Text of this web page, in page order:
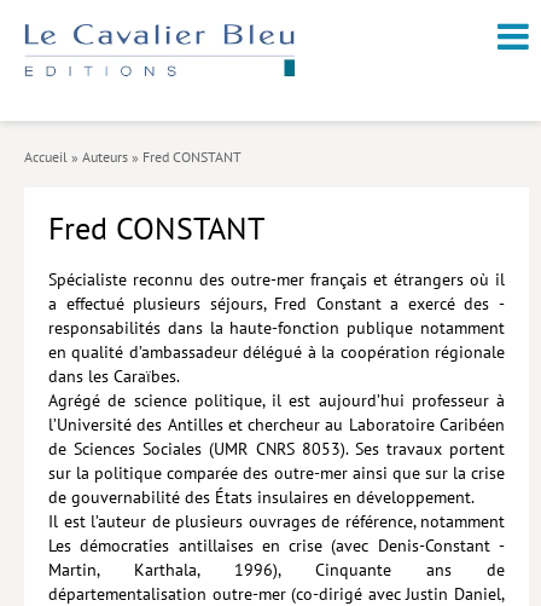
Arts et culture
Économie et société
Géopolitique
Histoire
Nature et environnement
Religions
Santé et médecine
Sciences
Livres poche
Accueil » Auteurs » Fred CONSTANT
Fred CONSTANT
Spécialiste reconnu des outre-mer français et étrangers où il
a effectué plusieurs séjours, Fred Constant a exercé des ­
responsabilités dans la haute-fonction publique notamment
en qualité d’ambassadeur délégué à la coopération régionale
dans les Caraïbes.
Agrégé de science politique, il est aujourd’hui professeur à
l’Université des Antilles et chercheur au Laboratoire ­Caribéen
de Sciences Sociales (UMR CNRS 8053). Ses travaux portent
sur la politique comparée des outre-mer ainsi que sur la crise
de gouvernabilité des États insulaires en développement.
Il est l’auteur de plusieurs ouvrages de référence, notamment
Les démocraties antillaises en crise (avec Denis-Constant ­
Martin, Karthala, 1996), Cinquante ans de
départementalisation outre-mer (co-dirigé avec Justin Daniel,